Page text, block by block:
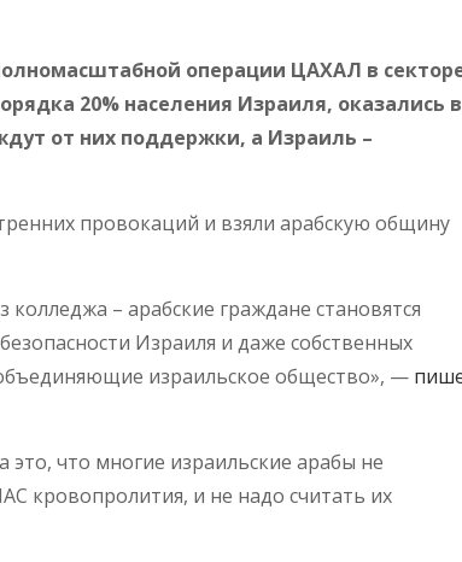
операции ЦАХАЛ в
20% населения Израиля, оказались в
от них поддержки, а Израиль –
провокаций и взяли арабскую общину
– арабские граждане становятся
Израиля и даже собственных
израильское общество», —
это, что многие израильские арабы не
кровопролития, и не надо считать их